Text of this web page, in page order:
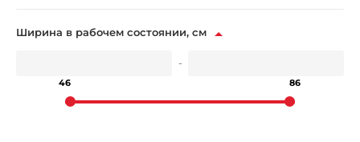
Ширина в рабочем состоянии, см
-
46 86